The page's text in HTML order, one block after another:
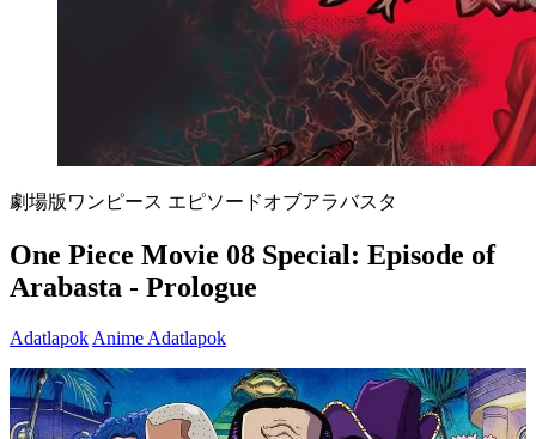
劇場版ワンピース エピソードオブアラバスタ
One Piece Movie 08 Special: Episode of
Arabasta - Prologue
Adatlapok Anime Adatlapok